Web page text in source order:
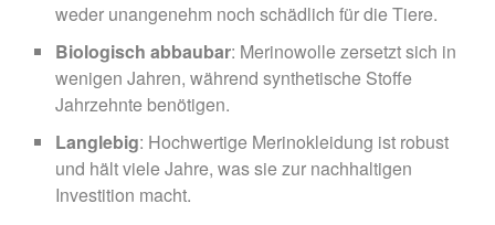
weder unangenehm noch schädlich für die Tiere.
Biologisch abbaubar: Merinowolle zersetzt sich in
wenigen Jahren, während synthetische Stoffe
Jahrzehnte benötigen.
Langlebig: Hochwertige Merinokleidung ist robust
und hält viele Jahre, was sie zur nachhaltigen
Investition macht.